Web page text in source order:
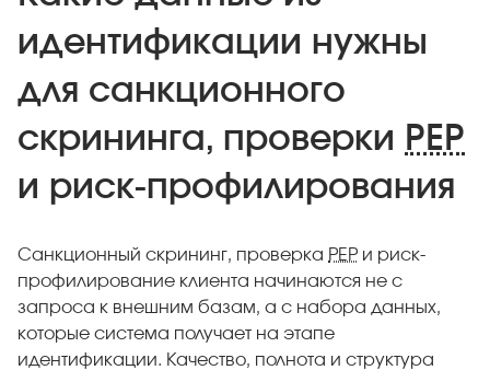
идентификации нужны
для санкционного
скрининга, проверки PEP
и риск-профилирования
Санкционный скрининг, проверка PEP и риск-
профилирование клиента начинаются не с
запроса к внешним базам, а с набора данных,
которые система получает на этапе
идентификации. Качество, полнота и структура